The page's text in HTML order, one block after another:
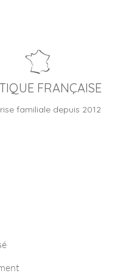
FRANÇAISE
familiale depuis 2012